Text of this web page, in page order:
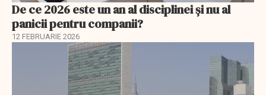
De ce 2026 este un an al disciplinei și nu al
panicii pentru companii?
12 FEBRUARIE 2026